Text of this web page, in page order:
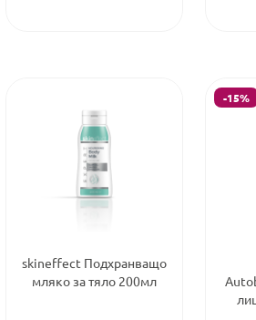
skineffect Подхранващо
мляко за тяло 200мл
-15%